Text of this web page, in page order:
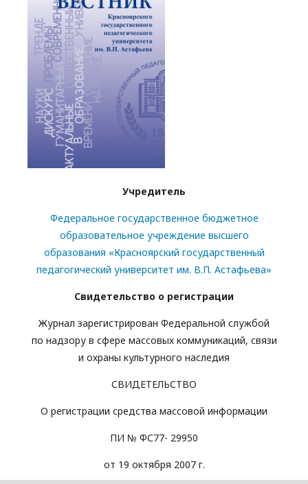
Учредитель
Федеральное государственное бюджетное
образовательное учреждение высшего
образования «Красноярский государственный
педагогический университет им. В.П. Астафьева»
Свидетельство о регистрации
Журнал зарегистрирован Федеральной службой
по надзору в сфере массовых коммуникаций, связи
и охраны культурного наследия
СВИДЕТЕЛЬСТВО
О регистрации средства массовой информации
ПИ № ФС77- 29950
от 19 октября 2007 г.